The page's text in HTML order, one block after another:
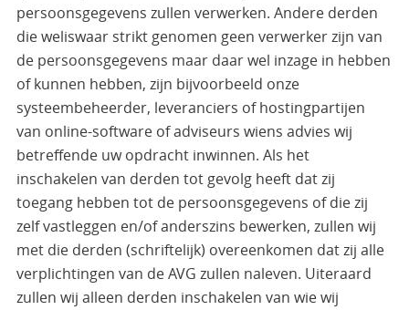
persoonsgegevens zullen verwerken. Andere derden
die weliswaar strikt genomen geen verwerker zijn van
de persoonsgegevens maar daar wel inzage in hebben
of kunnen hebben, zijn bijvoorbeeld onze
systeembeheerder, leveranciers of hostingpartijen
van online-software of adviseurs wiens advies wij
betreffende uw opdracht inwinnen. Als het
inschakelen van derden tot gevolg heeft dat zij
toegang hebben tot de persoonsgegevens of die zij
zelf vastleggen en/of anderszins bewerken, zullen wij
met die derden (schriftelijk) overeenkomen dat zij alle
verplichtingen van de AVG zullen naleven. Uiteraard
zullen wij alleen derden inschakelen van wie wij